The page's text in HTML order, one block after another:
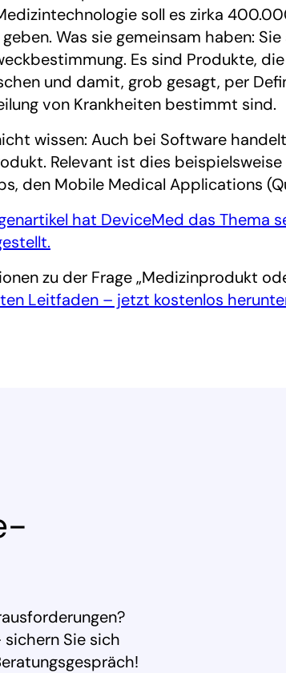
soll es zirka
Was sie gemeinsam haben:
Es sind Produkte,
und damit, grob gesagt, per
von Krankheiten bestimmt sind.
wissen: Auch bei Software
Relevant ist dies
den Mobile Medical Applications
hat DeviceMed das Thema
zu der Frage „Medizinprodukt
Leitfaden – jetzt kostenlos
Sie sich